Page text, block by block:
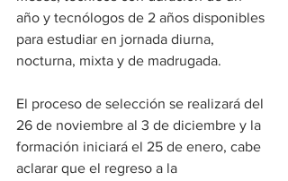
año y tecnólogos de 2 años disponibles
para estudiar en jornada diurna,
nocturna, mixta y de madrugada.
El proceso de selección se realizará del
26 de noviembre al 3 de diciembre y la
formación iniciará el 25 de enero, cabe
aclarar que el regreso a la